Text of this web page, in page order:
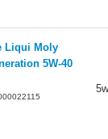
Liqui Moly
5W-40